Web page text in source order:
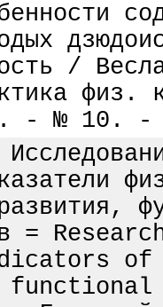
/
- № 10. -
=